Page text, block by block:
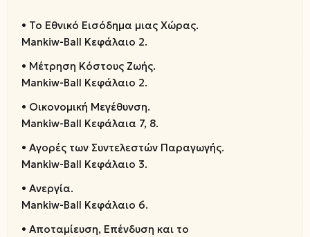
• Το Εθνικό Εισόδημα μιας Χώρας.
Mankiw-Ball Κεφάλαιο 2.
• Μέτρηση Κόστους Ζωής.
Mankiw-Ball Κεφάλαιο 2.
• Οικονομική Μεγέθυνση.
Mankiw-Ball Κεφάλαια 7, 8.
• Αγορές των Συντελεστών Παραγωγής.
Mankiw-Ball Κεφάλαιο 3.
• Ανεργία.
Mankiw-Ball Κεφάλαιο 6.
• Αποταμίευση, Επένδυση και το